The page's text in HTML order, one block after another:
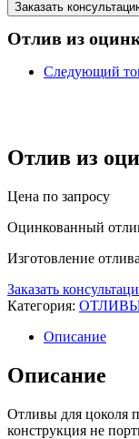
Заказать
Отлив из
Следующий
Отлив из
Цена по запросу
Оцинкованный
Изготовление
Заказать
Категория:
Описание
Описание
Отливы для цоколя
конструкция не